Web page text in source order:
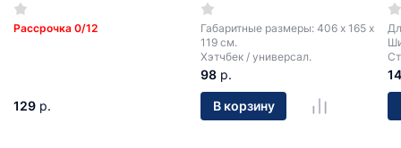
Рассрочка 0/12
129 р.
Габаритные размеры: 406 х 165 х
119 см.
Хэтчбек / универсал.
98 р.
В корзину
14